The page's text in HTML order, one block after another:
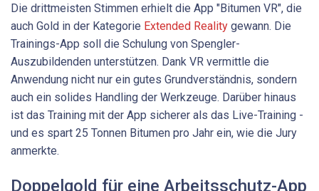
Die drittmeisten Stimmen erhielt die App "Bitumen VR", die
auch Gold in der Kategorie Extended Reality gewann. Die
Trainings-App soll die Schulung von Spengler-
Auszubildenden unterstützen. Dank VR vermittle die
Anwendung nicht nur ein gutes Grundverständnis, sondern
auch ein solides Handling der Werkzeuge. Darüber hinaus
ist das Training mit der App sicherer als das Live-Training -
und es spart 25 Tonnen Bitumen pro Jahr ein, wie die Jury
anmerkte.
Doppelgold für eine Arbeitsschutz-App